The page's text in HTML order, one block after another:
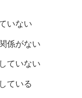
いない
係がない
ていない
ている